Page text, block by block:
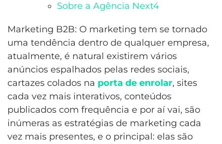
Sobre a Agência Next4
Marketing B2B: O marketing tem se tornado
uma tendência dentro de qualquer empresa,
atualmente, é natural existirem vários
anúncios espalhados pelas redes sociais,
cartazes colados na porta de enrolar, sites
cada vez mais interativos, conteúdos
publicados com frequência e por aí vai, são
inúmeras as estratégias de marketing cada
vez mais presentes, e o principal: elas são